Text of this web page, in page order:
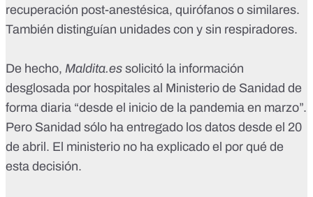
recuperación post-anestésica, quirófanos o similares.
También distinguían unidades con y sin respiradores.
De hecho, Maldita.es solicitó la información
desglosada por hospitales al Ministerio de Sanidad de
forma diaria “desde el inicio de la pandemia en marzo”.
Pero Sanidad sólo ha entregado los datos desde el 20
de abril. El ministerio no ha explicado el por qué de
esta decisión.